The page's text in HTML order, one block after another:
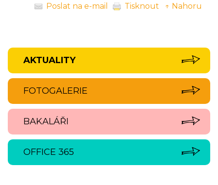
Poslat na e-mail Tisknout ↑ Nahoru
AKTUALITY
FOTOGALERIE
BAKALÁŘI
OFFICE 365